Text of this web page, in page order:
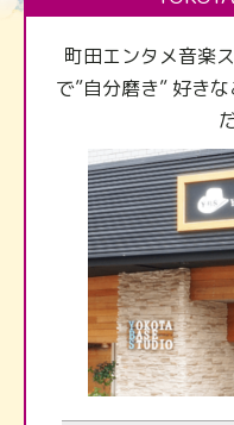
町田エンタメ音楽
で”自分磨き” 好き